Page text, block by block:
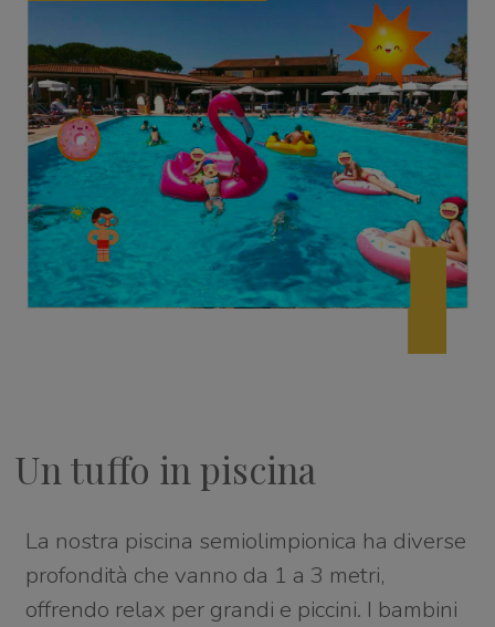
Un tuffo in piscina
La nostra piscina semiolimpionica ha diverse
profondità che vanno da 1 a 3 metri,
offrendo relax per grandi e piccini. I bambini